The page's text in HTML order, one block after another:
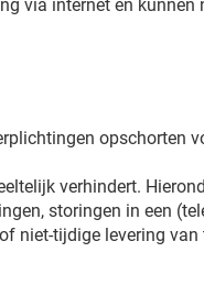
via internet en
opschorten
verhindert.
storingen in een
niet-tijdige levering van